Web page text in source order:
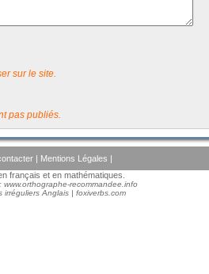
sur le site.
pas publiés.
Mentions Légales
français et en mathématiques.
www.orthographe-recommandee.info
irréguliers Anglais | foxiverbs.com